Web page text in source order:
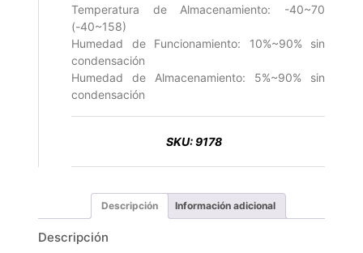
Temperatura de Almacenamiento: -40~70
(-40~158)
Humedad de Funcionamiento: 10%~90% sin
condensación
Humedad de Almacenamiento: 5%~90% sin
condensación
SKU:9178
Descripción Información adicional
Descripción